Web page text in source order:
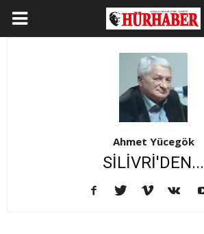
Ahmet Yücegök
SİLİVRİ'DEN...